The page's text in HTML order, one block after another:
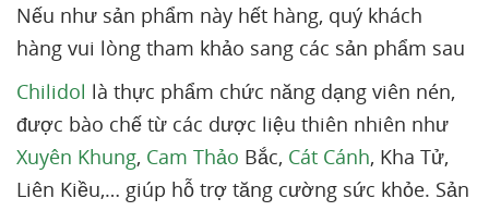
Nếu như sản phẩm này hết hàng, quý khách
hàng vui lòng tham khảo sang các sản phẩm sau
Chilidol là thực phẩm chức năng dạng viên nén,
được bào chế từ các dược liệu thiên nhiên như
Xuyên Khung, Cam Thảo Bắc, Cát Cánh, Kha Tử,
Liên Kiều,… giúp hỗ trợ tăng cường sức khỏe. Sản